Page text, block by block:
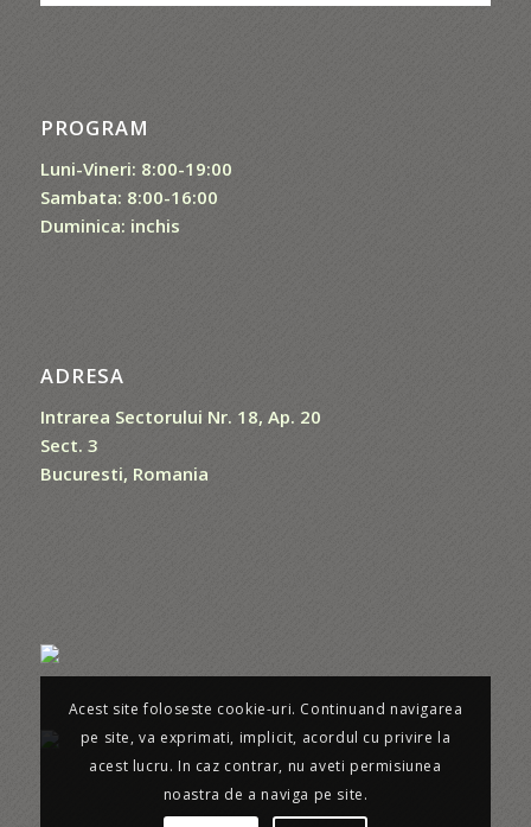
PROGRAM
Luni-Vineri: 8:00-19:00
Sambata: 8:00-16:00
Duminica: inchis
ADRESA
Intrarea Sectorului Nr. 18, Ap. 20
Sect. 3
Bucuresti, Romania
Acest site foloseste cookie-uri. Continuand navigarea
pe site, va exprimati, implicit, acordul cu privire la
acest lucru. In caz contrar, nu aveti permisiunea
noastra de a naviga pe site.